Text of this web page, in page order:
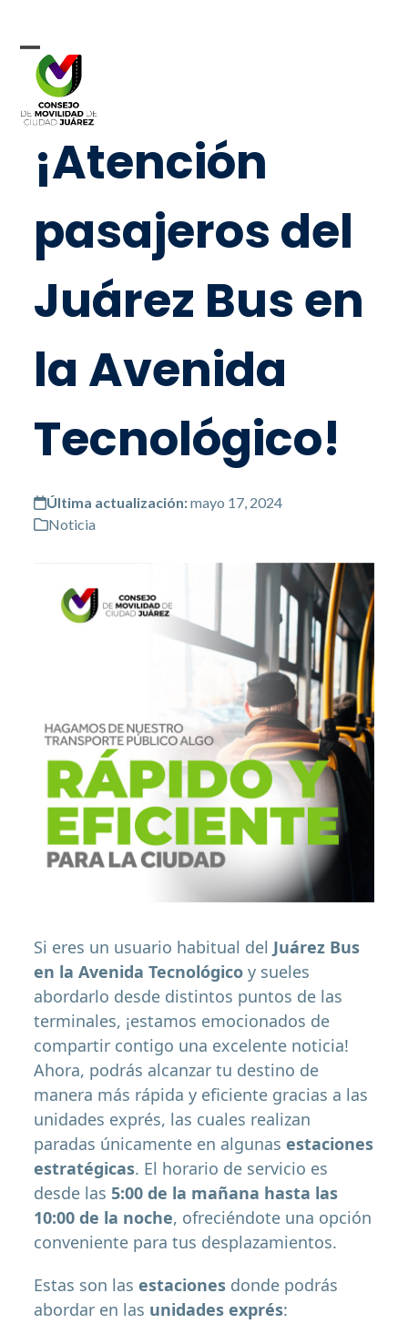
content
Open
mobile
menu
Close
mobile
menu
¡Atención
pasajeros del
Juárez Bus en
la Avenida
Tecnológico!
Última actualización:mayo 17, 2024
Noticia
Si eres un usuario habitual del Juárez Bus
en la Avenida Tecnológico y sueles
abordarlo desde distintos puntos de las
terminales, ¡estamos emocionados de
compartir contigo una excelente noticia!
Ahora, podrás alcanzar tu destino de
manera más rápida y eficiente gracias a las
unidades exprés, las cuales realizan
paradas únicamente en algunasestaciones
estratégicas. El horario de servicio es
desde las 5:00 de la mañana hasta las
10:00 de la noche, ofreciéndote una opción
conveniente para tus desplazamientos.
Estas son lasestaciones donde podrás
abordar en las unidades exprés: